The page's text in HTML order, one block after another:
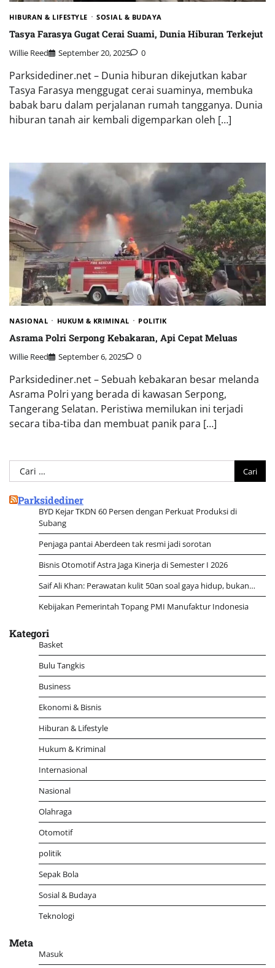
HIBURAN & LIFESTYLE SOSIAL & BUDAYA
Tasya Farasya Gugat Cerai Suami, Dunia Hiburan Terkejut
Willie Reed September 20, 2025 0
Parksidediner.net – Dunia hiburan dikejutkan kabar
Tasya Farasya menggugat cerai suaminya, membuka
babak baru dalam perjalanan rumah tangganya. Dunia
hiburan tanah air kembali digemparkan oleh […]
NASIONAL HUKUM & KRIMINAL POLITIK
Asrama Polri Serpong Kebakaran, Api Cepat Meluas
Willie Reed September 6, 2025 0
Parksidediner.net – Sebuah kebakaran besar melanda
Asrama Polri yang berada di kawasan Serpong,
Tangerang Selatan. Peristiwa memilukan ini terjadi
secara tiba-tiba dan membuat panik para […]
Cari
untuk:
Parksidediner
BYD Kejar TKDN 60 Persen dengan Perkuat Produksi di
Subang
Penjaga pantai Aberdeen tak resmi jadi sorotan
Bisnis Otomotif Astra Jaga Kinerja di Semester I 2026
Saif Ali Khan: Perawatan kulit 50an soal gaya hidup, bukan…
Kebijakan Pemerintah Topang PMI Manufaktur Indonesia
Kategori
Basket
Bulu Tangkis
Business
Ekonomi & Bisnis
Hiburan & Lifestyle
Hukum & Kriminal
Internasional
Nasional
Olahraga
Otomotif
politik
Sepak Bola
Sosial & Budaya
Teknologi
Meta
Masuk